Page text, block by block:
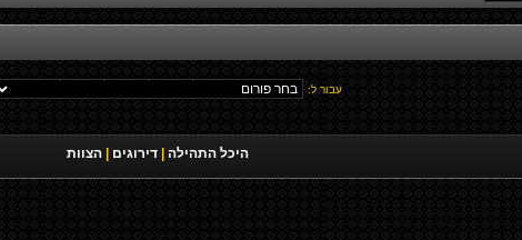
עבור ל:
היכל התהילה דירוגים הצוות